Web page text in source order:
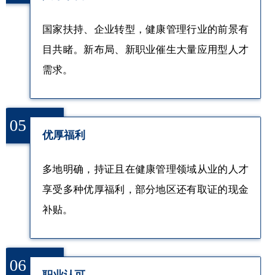
国家扶持、企业转型，健康管理行业的前景有
目共睹。新布局、新职业催生大量应用型人才
需求。
05
优厚福利
多地明确，持证且在健康管理领域从业的人才
享受多种优厚福利，部分地区还有取证的现金
补贴。
06